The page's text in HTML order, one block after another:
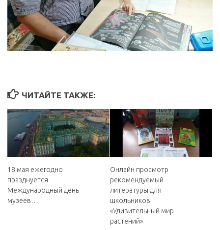
ЧИТАЙТЕ ТАКЖЕ:
18 мая ежегодно
празднуется
Международный день
музеев…
Онлайн просмотр
рекомендуемый
литературы для
школьников.
«Удивительный мир
растений»